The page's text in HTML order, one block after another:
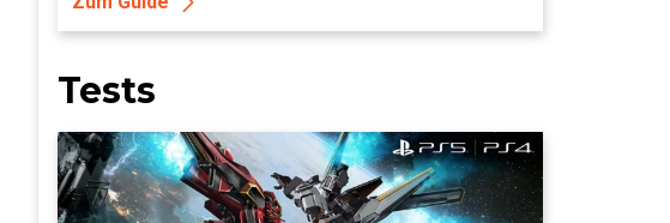
Tests